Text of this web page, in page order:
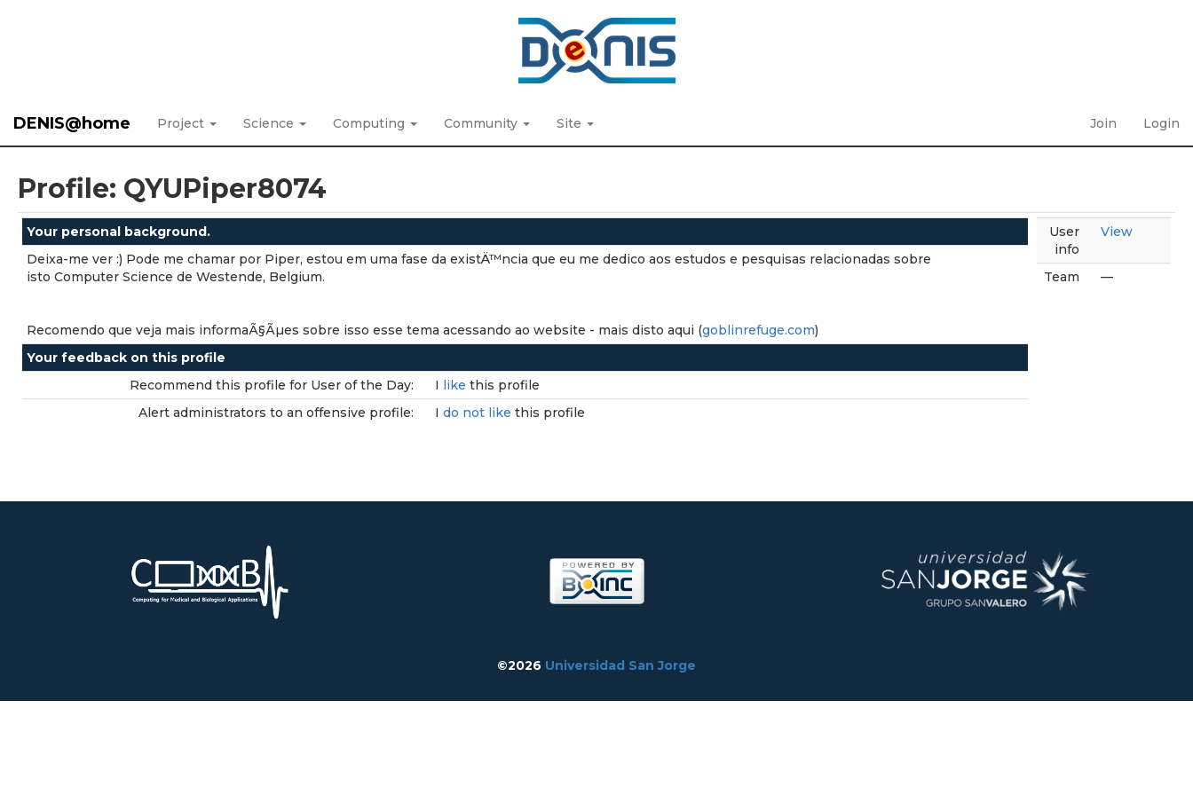
DENIS@home Project Science Computing Community Site Join Login
Profile: QYUPiper8074
Your personal background.
Deixa-me ver :) Pode me chamar por Piper, estou em uma fase da existÄ™ncia que eu me dedico aos estudos e pesquisas relacionadas sobre
isto Computer Science de Westende, Belgium.
Recomendo que veja mais informaÃ§Ãµes sobre isso esse tema acessando ao website - mais disto aqui (goblinrefuge.com)
Your feedback on this profile
Recommend this profile for User of the Day:
I like this profile
Alert administrators to an offensive profile:
I do not like this profile
User
info
View
Team —
©2026 Universidad San Jorge